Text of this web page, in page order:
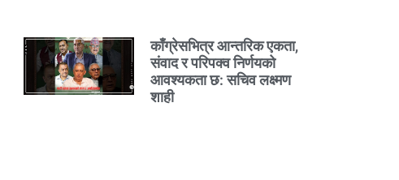
काँग्रेसभित्र आन्तरिक एकता,
संवाद र परिपक्व निर्णयको
आवश्यकता छ: सचिव लक्ष्मण
शाही